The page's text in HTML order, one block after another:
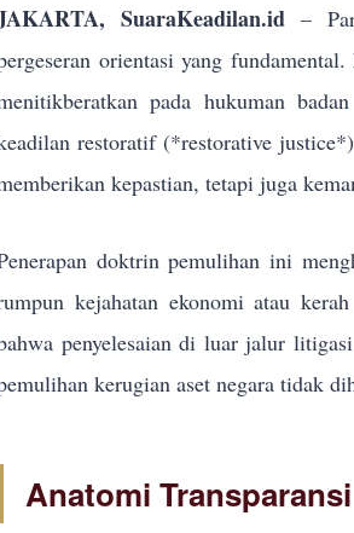
SuaraKeadilan.id–
orientasi yang
pada hukuman
restoratif (*restorative
kepastian, tetapi juga
doktrin pemulihan ini
kejahatan ekonomi atau
penyelesaian di luar jalur
kerugian aset negara tidak
Anatomi